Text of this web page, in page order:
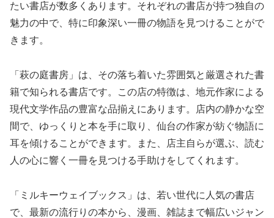
たい書店が数多くあります。それぞれの書店が持つ独自の
魅力の中で、特に印象深い一冊の物語を見つけることがで
きます。
「萩の庭書房」は、その落ち着いた雰囲気と厳選された書
籍で知られる書店です。この店の特徴は、地元作家による
現代文学作品の豊富な品揃えにあります。店内の静かな空
間で、ゆっくりと本を手に取り、仙台の作家が紡ぐ物語に
耳を傾けることができます。また、店主自らが選ぶ、読む
人の心に響く一冊を見つける手助けをしてくれます。
「ミルキーウェイブックス」は、若い世代に人気の書店
で、最新の流行りの本から、漫画、雑誌まで幅広いジャン